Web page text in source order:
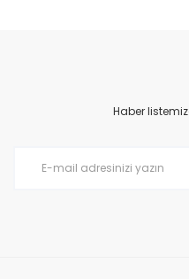
Ürün resmi kalitesiz, bozuk
Ürün açıklamasında eksik
Haber